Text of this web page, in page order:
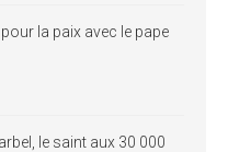
la paix avec le pape
le saint aux 30 000